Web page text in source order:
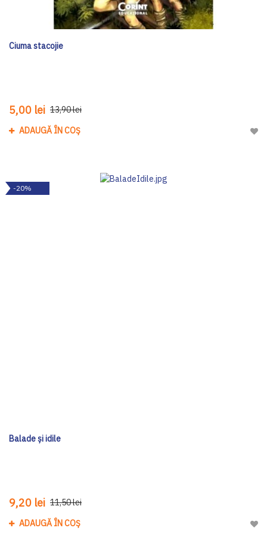
Ciuma stacojie
5,00 lei 13,90 lei
ADAUGĂ ÎN COȘ
-20%
Balade şi idile
9,20 lei 11,50 lei
ADAUGĂ ÎN COȘ